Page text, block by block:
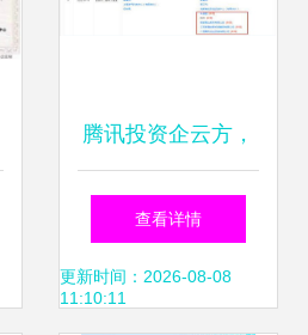
腾讯投资企云方，
持股13.75%加码企
业数字化转型服务
查看详情
更新时间：2026-08-08
11:10:11